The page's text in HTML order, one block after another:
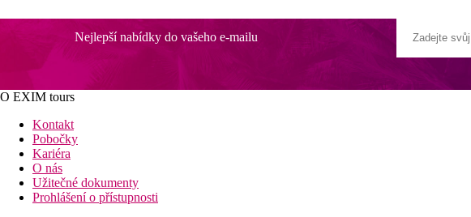
Nejlepší nabídky do vašeho e-mailu
O EXIM tours
Kontakt
Pobočky
Kariéra
O nás
Užitečné dokumenty
Prohlášení o přístupnosti